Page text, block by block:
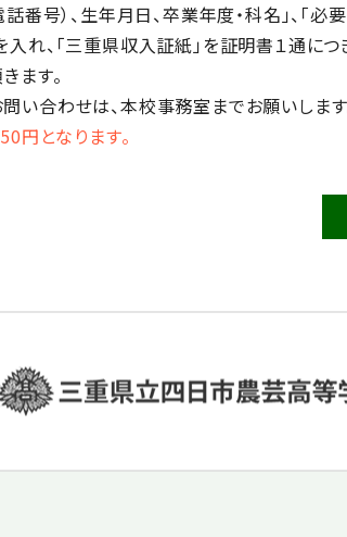
話番号）、生年月日、卒業年度・科名」、
れ、「三重県収入証紙」を証明書１通に
ます。
合わせは、本校事務室までお願いします
となります。